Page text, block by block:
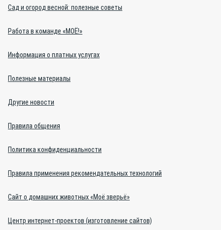
Сад и огород весной: полезные советы
Работа в команде «МОЁ!»
Информация о платных услугах
Полезные материалы
Другие новости
Правила общения
Политика конфиденциальности
Правила применения рекомендательных технологий
Сайт о домашних животных «Моё зверьё»
Центр интернет-проектов (изготовление сайтов)